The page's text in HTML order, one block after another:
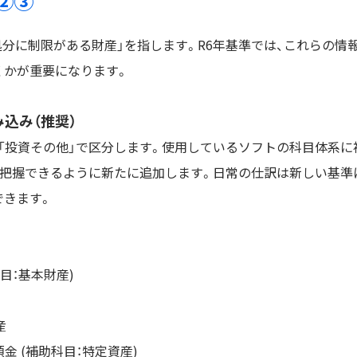
分に制限がある財産」を指します。R6年基準では、これらの情
が重要になります。
み（推奨）
「投資その他」で区分します。使用しているソフトの科目体系
握できるように新たに追加します。日常の仕訳は新しい基準
ます。
基本財産)
補助科目：特定資産)